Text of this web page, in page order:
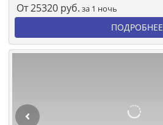
От25320 руб. за 1 ночь
ПОДРОБНЕЕ